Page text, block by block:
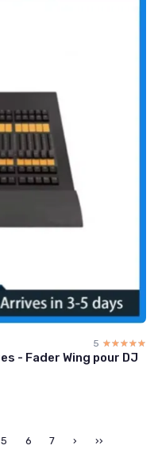
5 ☆☆☆☆☆
★★★★★
- Fader Wing pour DJ
5 6 7 › ››